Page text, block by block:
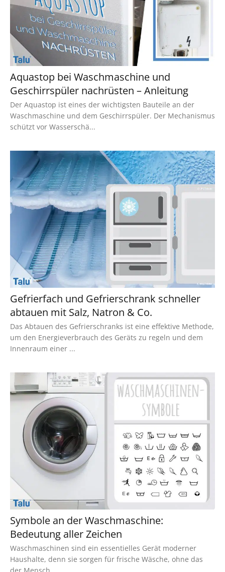
Aquastop bei Waschmaschine und
Geschirrspüler nachrüsten – Anleitung
Der Aquastop ist eines der wichtigsten Bauteile an der
Waschmaschine und dem Geschirrspüler. Der Mechanismus
schützt vor Wasserschä...
Gefrierfach und Gefrierschrank schneller
abtauen mit Salz, Natron & Co.
Das Abtauen des Gefrierschranks ist eine effektive Methode,
um den Energieverbrauch des Geräts zu regeln und dem
Innenraum einer ...
Symbole an der Waschmaschine:
Bedeutung aller Zeichen
Waschmaschinen sind ein essentielles Gerät moderner
Haushalte, denn sie sorgen für frische Wäsche, ohne das